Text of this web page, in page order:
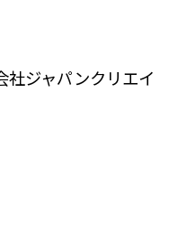
社ジャパンクリエイ